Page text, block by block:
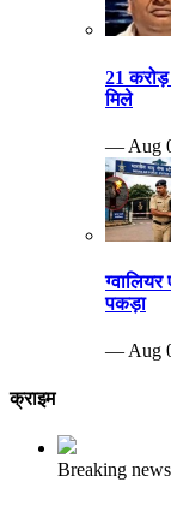
21 करोड़
मिले
— Aug
पकड़ा
— Aug
क्राइम
Breaking news